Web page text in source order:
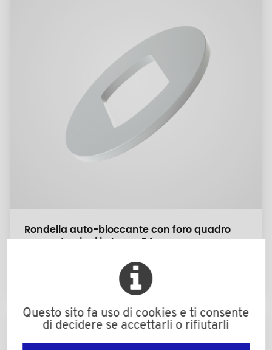
Rondella auto-bloccante con foro quadro
per costruzioni in legno PA
Questo sito fa uso di cookies e ti consente
di decidere se accettarli o rifiutarli